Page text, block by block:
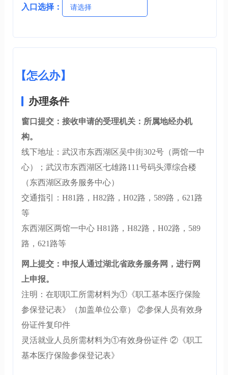
入口选择： 请选择
【怎么办】
办理条件
窗口提交：接收申请的受理机关：所属地经办机
构。
线下地址：武汉市东西湖区吴中街302号（两馆一中
心）；武汉市东西湖区七雄路111号码头潭综合楼
（东西湖区政务服务中心）
交通指引：H81路，H82路，H02路，589路，621路
等
东西湖区两馆一中心 H81路，H82路，H02路，589
路，621路等
网上提交：申报人通过湖北省政务服务网，进行网
上申报。
注明：在职职工所需材料为①《职工基本医疗保险
参保登记表》（加盖单位公章） ②参保人员有效身
份证件复印件
灵活就业人员所需材料为①有效身份证件 ②《职工
基本医疗保险参保登记表》